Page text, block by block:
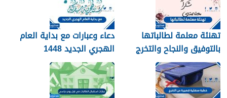
تهنئة معلمة لطالباتها
بالتوفيق والنجاح والتخرج
2026
دعاء وعبارات مع بداية العام
الهجري الجديد 1448